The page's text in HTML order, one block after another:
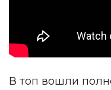
В топ вошли